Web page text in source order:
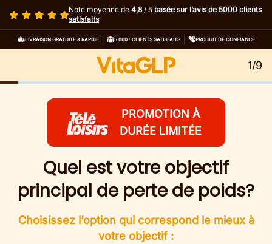
Note moyenne de4,8/ 5 basée sur l’avis de 5000 clients
satisfaits
LIVRAISON GRATUITE & RAPIDE 5 000+ CLIENTS SATISFAITS PRODUIT DE CONFIANCE
1/9
PROMOTION À
DURÉE LIMITÉE
Quel est votre objectif
principal de perte de poids?
Choisissez l’option qui correspond le mieux à
votre objectif :